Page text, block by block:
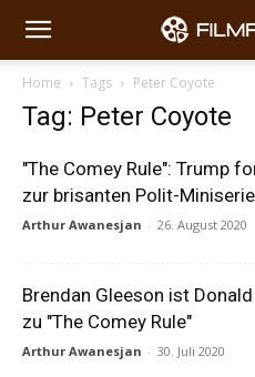
Home Tags Peter Coyote
Tag: Peter Coyote
"The Comey Rule": Trump
zur brisanten Polit-Miniserie
Arthur Awanesjan - 26. August 2020
Brendan Gleeson ist
zu "The Comey Rule"
Arthur Awanesjan - 30. Juli 2020